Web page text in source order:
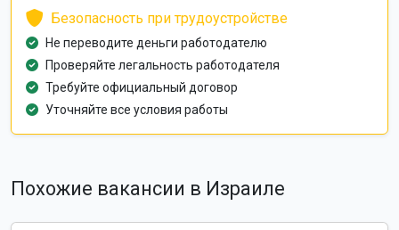
Безопасность при трудоустройстве
Не переводите деньги работодателю
Проверяйте легальность работодателя
Требуйте официальный договор
Уточняйте все условия работы
Похожие вакансии в Израиле